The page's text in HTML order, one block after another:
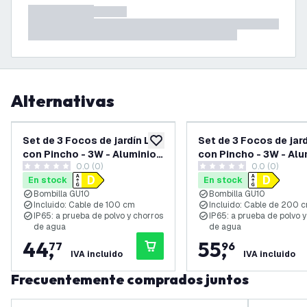
Alternativas
añadir a lista de deseos
Set de 3 Focos de jardín LED
con Pincho - 3W - Aluminio -
Negro - 6500K - IP65 -
Cable de 1 metro
0 estrellas de puntuación
0.0 (0)
En stock
Bombilla GU10
Incluido: Cable de 100 cm
IP65: a prueba de polvo y chorros
de agua
44,
77
IVA incluido
Set de 3 Focos de
con Pincho - 3W -
Negro - 6500K - IP65
Cable de 2 metros
enchufe
0 estrellas de puntuación
0.0 (0)
En stock
Bombilla GU10
Incluido: Cable de 200
IP65: a prueba de polvo
de agua
55,
96
IVA incluido
Frecuentemente comprados juntos